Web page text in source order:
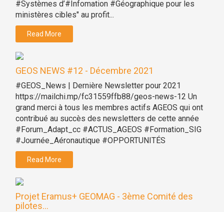
#Systèmes d’#Infomation #Géographique pour les
ministères cibles" au profit...
Read More
GEOS NEWS #12 - Décembre 2021
#GEOS_News | Dernière Newsletter pour 2021
https://mailchi.mp/fc31559ffb88/geos-news-12 Un
grand merci à tous les membres actifs AGEOS qui ont
contribué au succès des newsletters de cette année
#Forum_Adapt_cc #ACTUS_AGEOS #Formation_SIG
#Journée_Aéronautique #OPPORTUNITÉS
Read More
Projet Eramus+ GEOMAG - 3ème Comité des
pilotes...